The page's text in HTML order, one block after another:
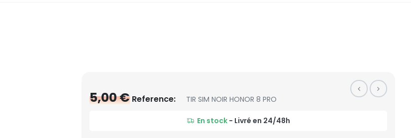
5,00 € Reference: TIR SIM NOIR HONOR 8 PRO
En stock - Livré en 24/48h